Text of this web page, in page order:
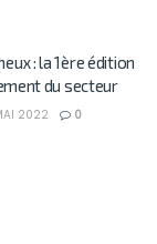
: la 1ère édition
du secteur
2022 0